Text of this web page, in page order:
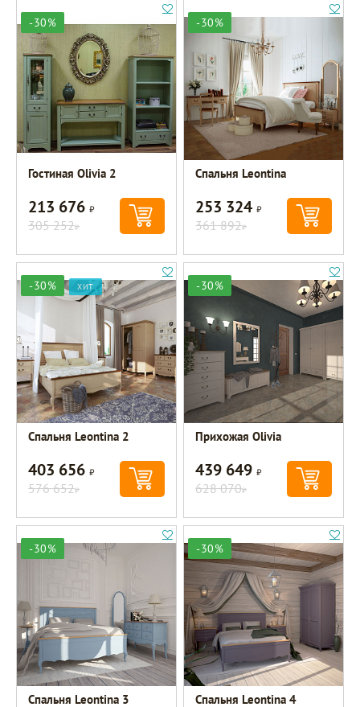
-30%
Гостиная Olivia 2
213 676Р
305 252Р
-30%
Спальня Leontina
253 324Р
361 892Р
-30% ХИТ
Спальня Leontina 2
403 656Р
576 652Р
-30%
Прихожая Olivia
439 649Р
628 070Р
-30%
Спальня Leontina 3
-30%
Спальня Leontina 4